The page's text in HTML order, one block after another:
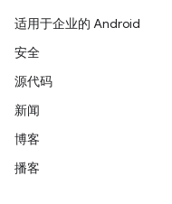
适用于企业的 Android
安全
源代码
新闻
博客
播客